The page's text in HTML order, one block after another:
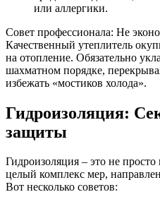
или аллергики.
Совет профессионала: Не
Качественный утеплитель
на отопление. Обязательно
шахматном порядке,
избежать «мостиков холода».
Гидроизоляция:
защиты
Гидроизоляция – это не
целый комплекс мер,
Вот несколько советов: